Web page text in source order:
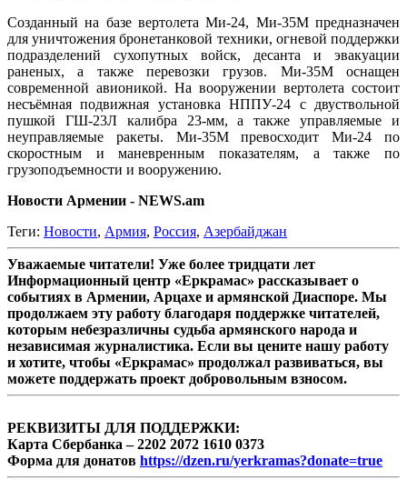
Созданный на базе вертолета Ми-24, Ми-35М предназначен
для уничтожения бронетанковой техники, огневой поддержки
подразделений сухопутных войск, десанта и эвакуации
раненых, а также перевозки грузов. Ми-35М оснащен
современной авионикой. На вооружении вертолета состоит
несъёмная подвижная установка НППУ-24 с двуствольной
пушкой ГШ-23Л калибра 23-мм, а также управляемые и
неуправляемые ракеты. Ми-35М превосходит Ми-24 по
скоростным и маневренным показателям, а также по
грузоподъемности и вооружению.
Новости Армении - NEWS.am
Теги: Новости, Армия, Россия, Азербайджан
Уважаемые читатели! Уже более тридцати лет
Информационный центр «Еркрамас» рассказывает о
событиях в Армении, Арцахе и армянской Диаспоре. Мы
продолжаем эту работу благодаря поддержке читателей,
которым небезразличны судьба армянского народа и
независимая журналистика. Если вы цените нашу работу
и хотите, чтобы «Еркрамас» продолжал развиваться, вы
можете поддержать проект добровольным взносом.
РЕКВИЗИТЫ ДЛЯ ПОДДЕРЖКИ:
Карта Сбербанка – 2202 2072 1610 0373
Форма для донатов https://dzen.ru/yerkramas?donate=true